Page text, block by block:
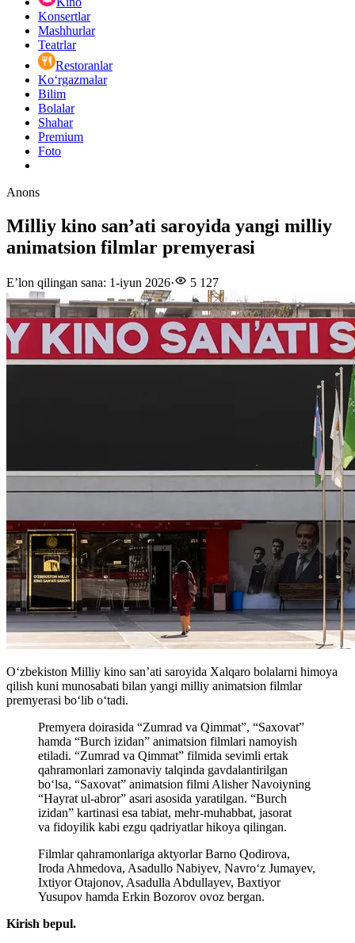
Konsertlar
Mashhurlar
Teatrlar
Restoranlar
Ko‘rgazmalar
Bilim
Bolalar
Shahar
Premium
Foto
Anons
Milliy kino san’ati saroyida yangi milliy
animatsion filmlar premyerasi
E’lon qilingan sana: 1-iyun 2026· 5 127
O‘zbekiston Milliy kino san’ati saroyida Xalqaro bolalarni himoya
qilish kuni munosabati bilan yangi milliy animatsion filmlar
premyerasi bo‘lib o‘tadi.
Premyera doirasida “Zumrad va Qimmat”, “Saxovat”
hamda “Burch izidan” animatsion filmlari namoyish
etiladi. “Zumrad va Qimmat” filmida sevimli ertak
qahramonlari zamonaviy talqinda gavdalantirilgan
bo‘lsa, “Saxovat” animatsion filmi Alisher Navoiyning
“Hayrat ul-abror” asari asosida yaratilgan. “Burch
izidan” kartinasi esa tabiat, mehr-muhabbat, jasorat
va fidoyilik kabi ezgu qadriyatlar hikoya qilingan.
Filmlar qahramonlariga aktyorlar Barno Qodirova,
Iroda Ahmedova, Asadullo Nabiyev, Navro‘z Jumayev,
Ixtiyor Otajonov, Asadulla Abdullayev, Baxtiyor
Yusupov hamda Erkin Bozorov ovoz bergan.
Kirish bepul.